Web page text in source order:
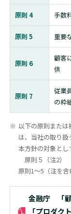
原則 4 手数
原則 5 重要
原則 6
顧客
供
原則 7
従業
の枠
以下の原則また
は、当社の取り扱
本方針の対象とし
原則５（注2）
原則1～5（注を含
金融庁 「顧
「プロダク